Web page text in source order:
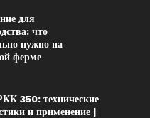
для
что
нужно на
ферме
350: технические
и применение |